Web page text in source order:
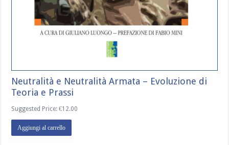
Neutralità e Neutralità Armata – Evoluzione di
Teoria e Prassi
Suggested Price:€12.00
Aggiungi al carrello